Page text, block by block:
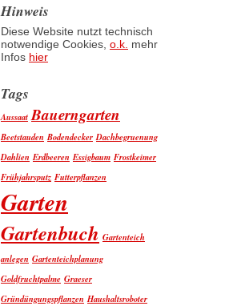
Hinweis
Diese Website nutzt technisch
notwendige Cookies, o.k. mehr
Infos hier
Tags
Aussaat Bauerngarten
Beetstauden Bodendecker Dachbegruenung
Dahlien Erdbeeren Essigbaum Frostkeimer
Frühjahrsputz Futterpflanzen
Garten
Gartenbuch Gartenteich
anlegen Gartenteichplanung
Goldfruchtpalme Graeser
Gründüngungspflanzen Haushaltsroboter